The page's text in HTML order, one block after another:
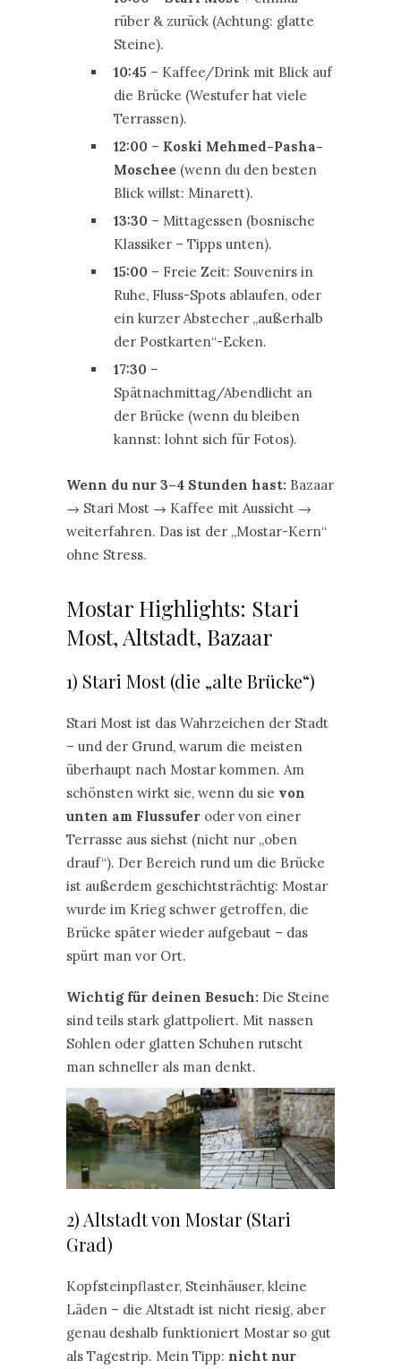
rüber & zurück (Achtung: glatte
Steine).
10:45– Kaffee/Drink mit Blick auf
die Brücke (Westufer hat viele
Terrassen).
12:00– Koski Mehmed-Pasha-
Moschee(wenn du den besten
Blick willst: Minarett).
13:30– Mittagessen (bosnische
Klassiker – Tipps unten).
15:00– Freie Zeit: Souvenirs in
Ruhe, Fluss-Spots ablaufen, oder
ein kurzer Abstecher „außerhalb
der Postkarten“-Ecken.
17:30–
Spätnachmittag/Abendlicht an
der Brücke (wenn du bleiben
kannst: lohnt sich für Fotos).
Wenn du nur 3–4 Stunden hast: Bazaar
→ Stari Most → Kaffee mit Aussicht →
weiterfahren. Das ist der „Mostar-Kern“
ohne Stress.
Mostar Highlights: Stari
Most, Altstadt, Bazaar
1) Stari Most (die „alte Brücke“)
Stari Most ist das Wahrzeichen der Stadt
– und der Grund, warum die meisten
überhaupt nach Mostar kommen. Am
schönsten wirkt sie, wenn du sie von
unten am Flussufer oder von einer
Terrasse aus siehst (nicht nur „oben
drauf“). Der Bereich rund um die Brücke
ist außerdem geschichtsträchtig: Mostar
wurde im Krieg schwer getroffen, die
Brücke später wieder aufgebaut – das
spürt man vor Ort.
Wichtig für deinen Besuch: Die Steine
sind teils stark glattpoliert. Mit nassen
Sohlen oder glatten Schuhen rutscht
man schneller als man denkt.
2) Altstadt von Mostar (Stari
Grad)
Kopfsteinpflaster, Steinhäuser, kleine
Läden – die Altstadt ist nicht riesig, aber
genau deshalb funktioniert Mostar so gut
als Tagestrip. Mein Tipp: nicht nur